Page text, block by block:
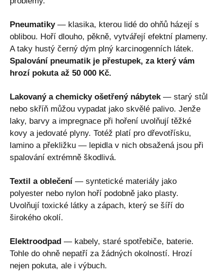
Pneumatiky— klasika, kterou lidé do ohňů házejí s
oblibou. Hoří dlouho, pěkně, vytvářejí efektní plameny.
A taky hustý černý dým plný karcinogenních látek.
Spalování pneumatik je přestupek, za který vám
hrozí pokuta až 50 000 Kč.
Lakovaný a chemicky ošetřený nábytek— starý stůl
nebo skříň můžou vypadat jako skvělé palivo. Jenže
laky, barvy a impregnace při hoření uvolňují těžké
kovy a jedovaté plyny. Totéž platí pro dřevotřísku,
lamino a překližku — lepidla v nich obsažená jsou při
spalování extrémně škodlivá.
Textil a oblečení — syntetické materiály jako
polyester nebo nylon hoří podobně jako plasty.
Uvolňují toxické látky a zápach, který se šíří do
širokého okolí.
Elektroodpad — kabely, staré spotřebiče, baterie.
Tohle do ohně nepatří za žádných okolností. Hrozí
nejen pokuta, ale i výbuch.